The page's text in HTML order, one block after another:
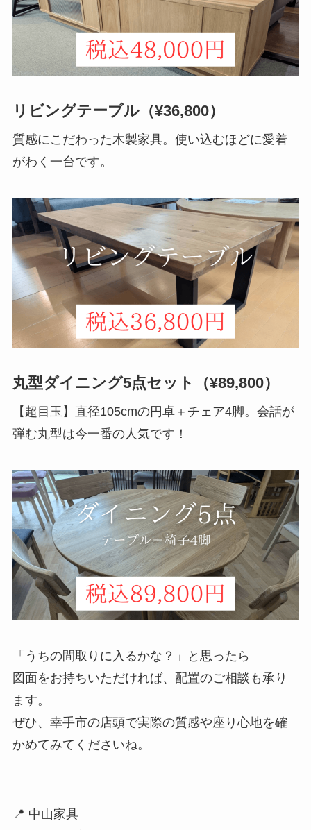
リビングテーブル（¥36,800）
質感にこだわった木製家具。使い込むほどに愛着
がわく一台です。
丸型ダイニング5点セット（¥89,800）
【超目玉】直径105cmの円卓＋チェア4脚。会話が
弾む丸型は今一番の人気です！
「うちの間取りに入るかな？」と思ったら
図面をお持ちいただければ、配置のご相談も承り
ます。
ぜひ、幸手市の店頭で実際の質感や座り心地を確
かめてみてくださいね。
​📍 中山家具